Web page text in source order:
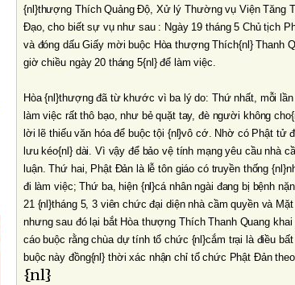
{nl}thượng Thích Quảng Ðộ, Xử lý Thường vụ Viện Tăng
Ðạo, cho biết sự vụ như sau : Ngày 19 tháng 5 Chủ tịch
và đóng dấu Giấy mời buộc Hòa thượng Thích{nl} Thanh
giờ chiều ngày 20 tháng 5{nl} để làm việc.
Hòa {nl}thượng đã từ khước vì ba lý do: Thứ nhất, mỗi
làm việc rất thô bạo, như bẻ quặt tay, đè người không
lời lẽ thiếu văn hóa để buộc tội {nl}vô cớ. Nhờ có Phật tử
lưu kéo{nl} dài. Vì vậy để bảo vệ tính mạng yêu cầu nhà
luận. Thứ hai, Phật Ðản là lễ tôn giáo có truyền thống
đi làm việc; Thứ ba, hiện {nl}cá nhân ngài đang bị bệnh
21 {nl}tháng 5, 3 viên chức đại diện nhà cầm quyền và
nhưng sau đó lại bắt Hòa thượng Thích Thanh Quang
cáo buộc rằng chùa dự tính tổ chức {nl}cắm trại là điều
buộc này đồng{nl} thời xác nhận chỉ tổ chức Phật Ðản
{nl}